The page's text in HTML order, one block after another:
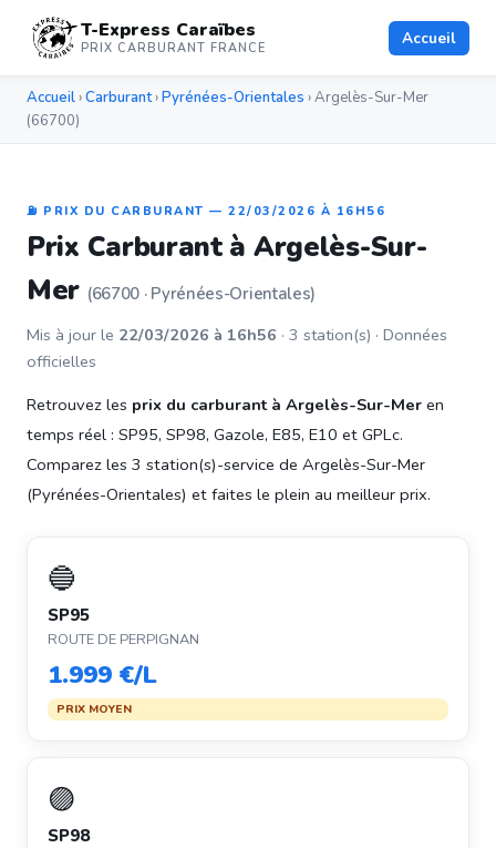
T-Express Caraïbes
PRIX CARBURANT FRANCE Accueil
Accueil ›Carburant›Pyrénées-Orientales › Argelès-Sur-Mer
(66700)
⛽ PRIX DU CARBURANT — 22/03/2026 À 16H56
Prix Carburant à Argelès-Sur-
Mer (66700 · Pyrénées-Orientales)
Mis à jour le 22/03/2026 à 16h56 · 3 station(s) · Données
officielles
Retrouvez les prix du carburant à Argelès-Sur-Mer en
temps réel : SP95, SP98, Gazole, E85, E10 et GPLc.
Comparez les 3 station(s)-service de Argelès-Sur-Mer
(Pyrénées-Orientales) et faites le plein au meilleur prix.
🔵
SP95
ROUTE DE PERPIGNAN
1.999 €/L
PRIX MOYEN
🟣
SP98